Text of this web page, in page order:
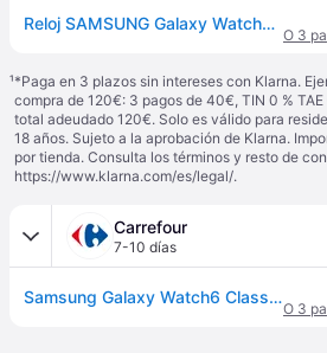
Reloj SAMSUNG Galaxy Watch6 Classic 47mm Plata 4G
O 3
¹*Paga en 3 plazos sin intereses con Klarna.
compra de 120€: 3 pagos de 40€, TIN 0 %
total adeudado 120€. Solo es válido para
18 años. Sujeto a la aprobación de Klarna.
por tienda. Consulta los términos y resto de
https://www.klarna.com/es/legal/.
Carrefour
7-10 días
Samsung Galaxy Watch6 Classic 47mm Lte Negro R965
O 3